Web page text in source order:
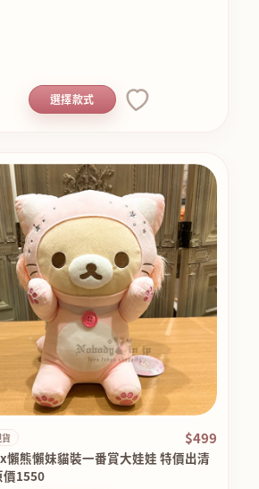
選擇款式
$499
懶熊懶妹貓裝一番賞大娃娃 特價出清
價1550